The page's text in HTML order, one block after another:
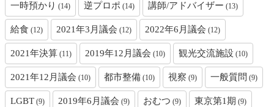
一時預かり (14) 逆プロポ (14) 講師/アドバイザー (13)
給食 (12) 2021年3月議会 (12) 2022年6月議会 (12)
2021年決算 (11) 2019年12月議会 (10) 観光交流施設 (10)
2021年12月議会 (10) 都市整備 (10) 視察 (9) 一般質問 (9)
LGBT (9) 2019年6月議会 (9) おむつ (9) 東京第1期 (9)